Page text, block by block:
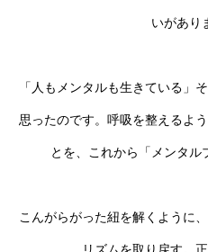
いがあり
「人もメンタルも生きている」
思ったのです。呼吸を整えるよ
とを、これから「メンタル
こんがらがった紐を解くように